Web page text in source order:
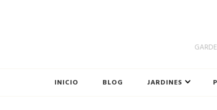
INICIO BLOG JARDINES